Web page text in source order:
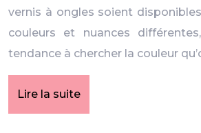
vernis à ongles soient
couleurs et nuances
tendance à chercher la couleur
Lire la suite